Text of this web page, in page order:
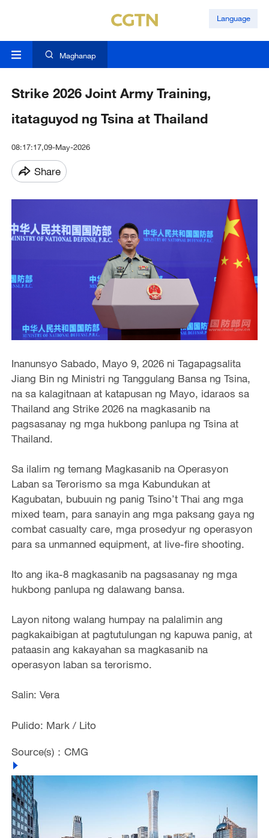
Language
Maghanap
Strike 2026 Joint Army Training,
itataguyod ng Tsina at Thailand
08:17:17,09-May-2026
Share
Inanunsyo Sabado, Mayo 9, 2026 ni Tagapagsalita
Jiang Bin ng Ministri ng Tanggulang Bansa ng Tsina,
na sa kalagitnaan at katapusan ng Mayo, idaraos sa
Thailand ang Strike 2026 na magkasanib na
pagsasanay ng mga hukbong panlupa ng Tsina at
Thailand.
Sa ilalim ng temang Magkasanib na Operasyon
Laban sa Terorismo sa mga Kabundukan at
Kagubatan, bubuuin ng panig Tsino’t Thai ang mga
mixed team, para sanayin ang mga paksang gaya ng
combat casualty care, mga prosedyur ng operasyon
para sa unmanned equipment, at live-fire shooting.
Ito ang ika-8 magkasanib na pagsasanay ng mga
hukbong panlupa ng dalawang bansa.
Layon nitong walang humpay na palalimin ang
pagkakaibigan at pagtutulungan ng kapuwa panig, at
pataasin ang kakayahan sa magkasanib na
operasyon laban sa terorismo.
Salin: Vera
Pulido: Mark / Lito
Source(s)：CMG